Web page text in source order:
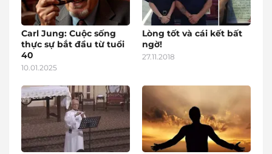
Carl Jung: Cuộc sống
thực sự bắt đầu từ tuổi
40
10.01.2025
Lòng tốt và cái kết bất
ngờ!
27.11.2018